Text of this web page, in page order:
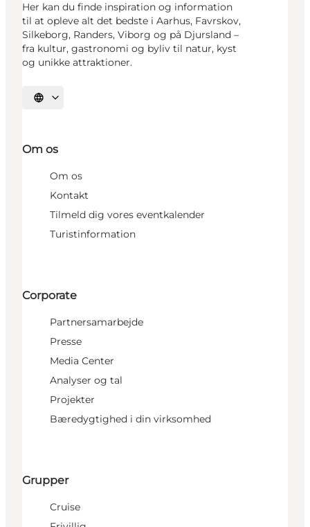
Her kan du finde inspiration og information
til at opleve alt det bedste i Aarhus, Favrskov,
Silkeborg, Randers, Viborg og på Djursland –
fra kultur, gastronomi og byliv til natur, kyst
og unikke attraktioner.
Vælg sprog
Om os
Om os
Kontakt
Tilmeld dig vores eventkalender
Turistinformation
Corporate
Partnersamarbejde
Presse
Media Center
Analyser og tal
Projekter
Bæredygtighed i din virksomhed
Grupper
Cruise